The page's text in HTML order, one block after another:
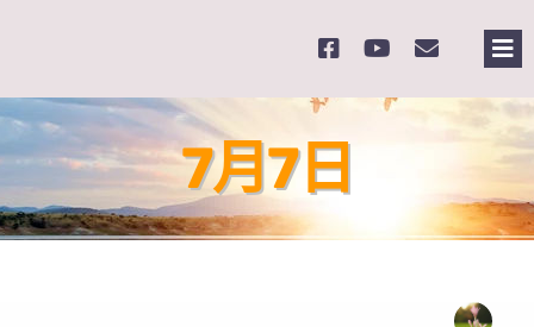
content
7月7日